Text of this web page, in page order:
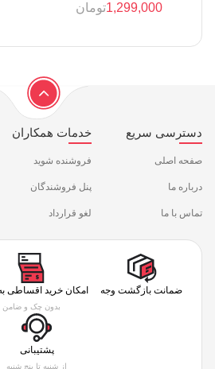
1,299,000تومان
دسترسی سریع
صفحه اصلی
درباره ما
تماس با ما
خدمات همکاران
فروشنده شوید
پنل فروشندگان
لغو قرارداد
ضمانت بازگشت وجه امکان خرید اقساطی
بدون چک و ضامن
پشتیبانی
از شنبه تا پنج شنبه